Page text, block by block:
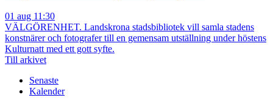
01 aug 11:30
VÄLGÖRENHET. Landskrona stadsbibliotek vill samla stadens
konstnärer och fotografer till en gemensam utställning under höstens
Kulturnatt med ett gott syfte.
Till arkivet
Senaste
Kalender